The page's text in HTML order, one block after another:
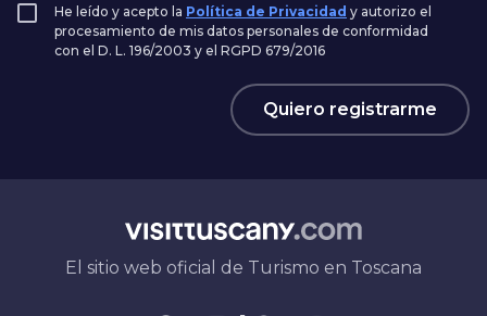
He leído y acepto la Política de Privacidad y autorizo el
procesamiento de mis datos personales de conformidad
con el D. L. 196/2003 y el RGPD 679/2016
Quiero registrarme
El sitio web oficial de Turismo en Toscana